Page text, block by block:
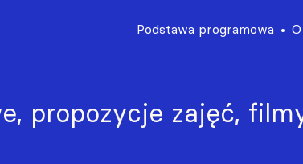
propozycje zajęć,
Podstawa programowa